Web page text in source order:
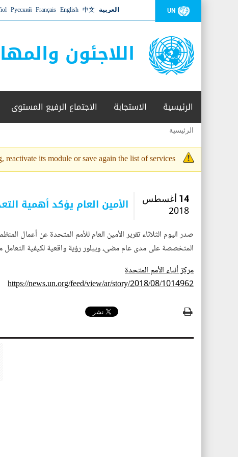
UN العربية 中文
English
Français
Русский
اللاجئون
الرئيسية الاستجابة الاجتماع الرفيع المستوى
أنت
هنا
الرئيسية
رسالة
التحذير
its module or save again the list of services.
14 أغسطس
2018 الأمين العام يؤكد أهمية
المتخصصة على مدى عام مضى، ويبلور رؤية واقعية لكيفية التعامل
مركز أنباء الأمم المتحدة
https://news.un.org/feed/view/ar/story/2018/08/1014962